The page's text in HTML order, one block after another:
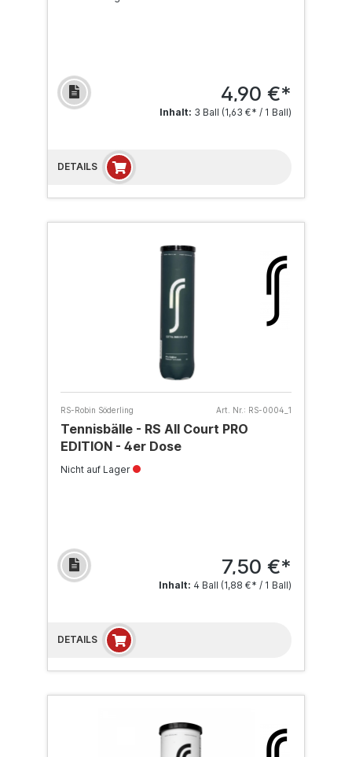
4,90 €*
Inhalt: 3 Ball (1,63 €* / 1 Ball)
DETAILS
RS-Robin Söderling Art. Nr.: RS-0004_1
Tennisbälle - RS All Court PRO
EDITION - 4er Dose
Nicht auf Lager
7,50 €*
Inhalt: 4 Ball (1,88 €* / 1 Ball)
DETAILS